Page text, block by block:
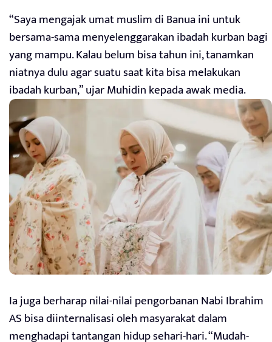
“Saya mengajak umat muslim di Banua ini untuk
bersama-sama menyelenggarakan ibadah kurban bagi
yang mampu. Kalau belum bisa tahun ini, tanamkan
niatnya dulu agar suatu saat kita bisa melakukan
ibadah kurban,” ujar Muhidin kepada awak media.
Ia juga berharap nilai-nilai pengorbanan Nabi Ibrahim
AS bisa diinternalisasi oleh masyarakat dalam
menghadapi tantangan hidup sehari-hari. “Mudah-